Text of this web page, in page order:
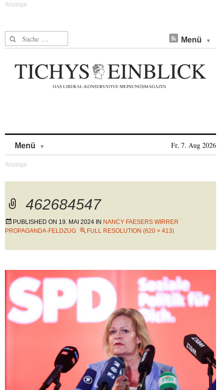
Suche nach: Menü
Menü Fr, 7. Aug 2026
462684547
PUBLISHED ON 19. MAI 2024 IN NANCY FAESERS WIRRER
PROPAGANDA-FELDZUG
FULL RESOLUTION (620 × 413)